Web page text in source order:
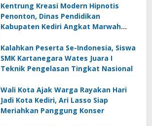
Kentrung Kreasi Modern Hipnotis
Penonton, Dinas Pendidikan
Kabupaten Kediri Angkat Marwah
Kalahkan Peserta Se-Indonesia, Siswa
SMK Kartanegara Wates Juara I
Teknik Pengelasan Tingkat Nasional
Wali Kota Ajak Warga Rayakan Hari
Jadi Kota Kediri, Ari Lasso Siap
Meriahkan Panggung Konser